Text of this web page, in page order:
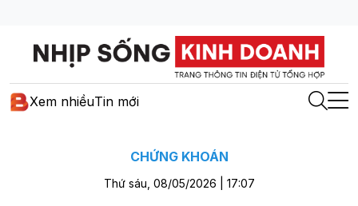
Xem nhiềuTin mới
CHỨNG KHOÁN
Thứ sáu, 08/05/2026 | 17:07